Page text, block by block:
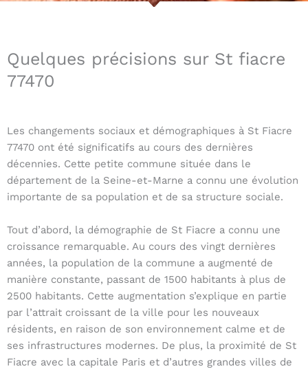
Quelques précisions sur St fiacre
77470
Les changements sociaux et démographiques à St Fiacre
77470 ont été significatifs au cours des dernières
décennies. Cette petite commune située dans le
département de la Seine-et-Marne a connu une évolution
importante de sa population et de sa structure sociale.
Tout d’abord, la démographie de St Fiacre a connu une
croissance remarquable. Au cours des vingt dernières
années, la population de la commune a augmenté de
manière constante, passant de 1500 habitants à plus de
2500 habitants. Cette augmentation s’explique en partie
par l’attrait croissant de la ville pour les nouveaux
résidents, en raison de son environnement calme et de
ses infrastructures modernes. De plus, la proximité de St
Fiacre avec la capitale Paris et d’autres grandes villes de